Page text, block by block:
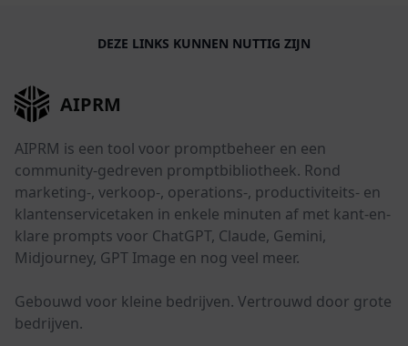
DEZE LINKS KUNNEN NUTTIG ZIJN
AIPRM
AIPRM is een tool voor promptbeheer en een
community-gedreven promptbibliotheek. Rond
marketing-, verkoop-, operations-, productiviteits- en
klantenservicetaken in enkele minuten af met kant-en-
klare prompts voor ChatGPT, Claude, Gemini,
Midjourney, GPT Image en nog veel meer.
Gebouwd voor kleine bedrijven. Vertrouwd door grote
bedrijven.